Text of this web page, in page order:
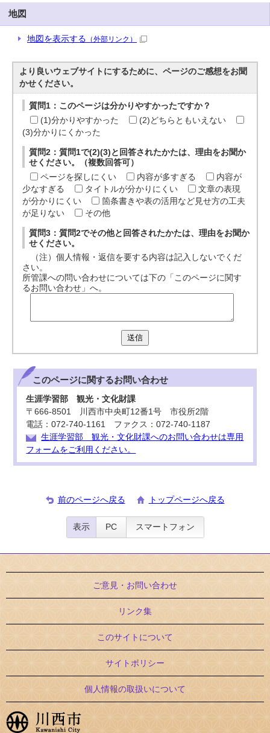
地図
地図を表示する （外部リンク）
より良いウェブサイトにするために、ページのご感想をお聞
かせください。
質問1：このページは分かりやすかったですか？
(1)分かりやすかった
(2)どちらともいえない
(3)分かりにくかった
質問2：質問1で(2)(3)と回答されたかたは、理由をお聞か
せください。（複数回答可）
ページを探しにくい
内容が多すぎる
内容が
少なすぎる
タイトルが分かりにくい
文章の表現
が分かりにくい
箇条書きや表の活用など見せ方の工夫
が足りない
その他
質問3：質問2でその他と回答されたかたは、理由をお聞か
せください。
（注）個人情報・返信を要する内容は記入しないでくだ
さい。
所管課への問い合わせについては下の「このページに関す
るお問い合わせ」へ。
送信
このページに関するお問い合わせ
生涯学習部 観光・文化財課
〒666-8501 川西市中央町12番1号 市役所2階
電話：072-740-1161 ファクス：072-740-1187
生涯学習部 観光・文化財課へのお問い合わせは専用
フォームをご利用ください。
前のページへ戻る トップページへ戻る
表示 PC スマートフォン
ご意見・お問い合わせ
リンク集
このサイトについて
サイトポリシー
個人情報の取扱いについて